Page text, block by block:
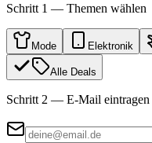
Schritt 1 — Themen wählen
Mode Elektronik
Alle Deals
Schritt 2 — E-Mail eintragen